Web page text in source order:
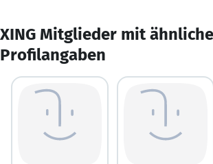
XING Mitglieder mit
Profilangaben